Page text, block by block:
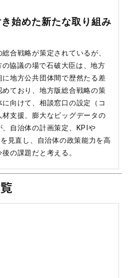
始めた新たな取り組み
合戦略が策定されているが、
協議の場で石破大臣は、地方
地方公共団体間で歴然たる差
ており、地方版総合戦略の策
向けて、相談窓口の設定（コ
支援、膨大なビッグデータの
自治体の計画策定、KPIや
見直し、自治体の政策能力を高
の課題だと考える。